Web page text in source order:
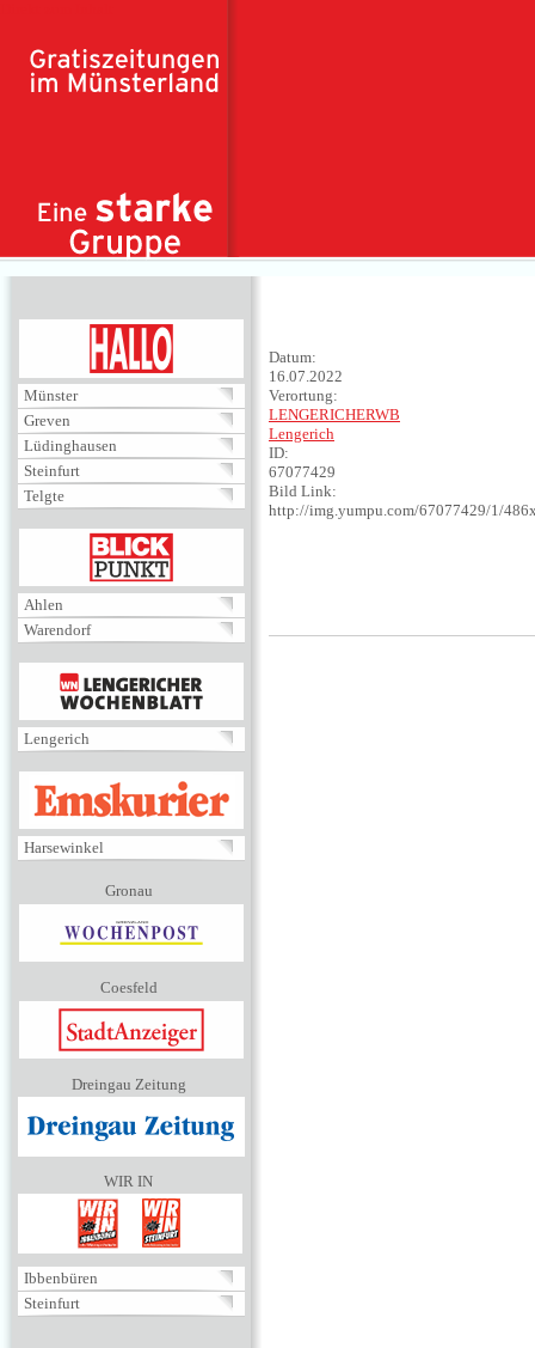
Münster
Greven
Lüdinghausen
Steinfurt
Telgte
BLICKPUNKT
Ahlen
Warendorf
MENÜ
Lengerich
EMSKURIER
Harsewinkel
Gronau
Coesfeld
Dreingau Zeitung
WIR IN
Ibbenbüren
Steinfurt
Datum:
16.07.2022
Verortung:
LENGERICHERWB
Lengerich
ID:
67077429
Bild Link:
http://img.yumpu.com/67077429/1/